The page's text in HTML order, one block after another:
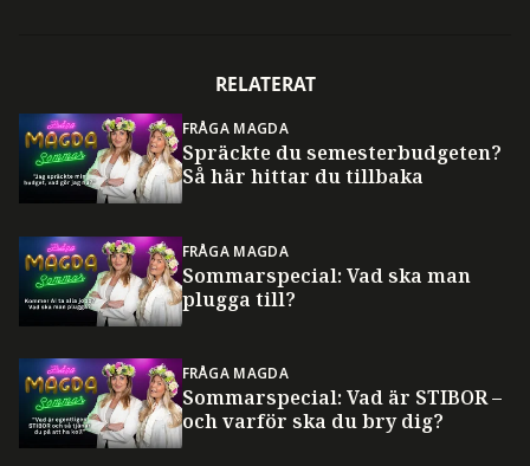
RELATERAT
FRÅGA MAGDA
Spräckte du semesterbudgeten?
Så här hittar du tillbaka
FRÅGA MAGDA
Sommarspecial: Vad ska man
plugga till?
FRÅGA MAGDA
Sommarspecial: Vad är STIBOR –
och varför ska du bry dig?